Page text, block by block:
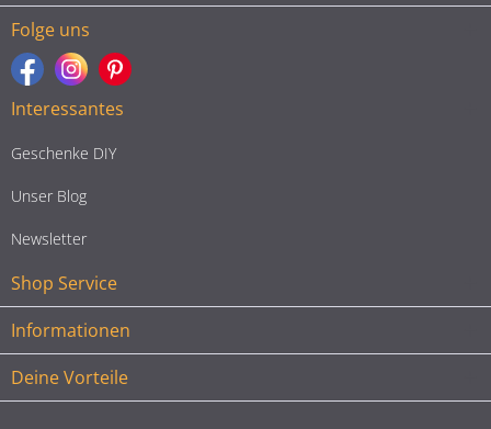
Folge uns
Interessantes
Geschenke DIY
Unser Blog
Newsletter
Shop Service
Informationen
Deine Vorteile